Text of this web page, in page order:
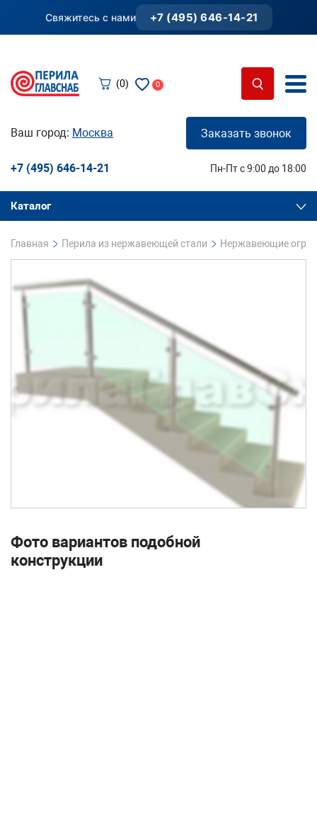
Свяжитесь с нами +7 (495) 646-14-21
(0) 0
Ваш город: Москва Заказать звонок
+7 (495) 646-14-21 Пн-Пт с 9:00 до 18:00
Каталог
Главная Перила из нержавеющей стали Нержавеющие
Фото вариантов подобной
конструкции